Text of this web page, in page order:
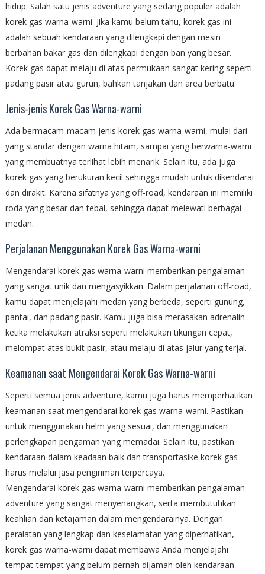
hidup. Salah satu jenis adventure yang sedang populer adalah
korek gas warna-warni. Jika kamu belum tahu, korek gas ini
adalah sebuah kendaraan yang dilengkapi dengan mesin
berbahan bakar gas dan dilengkapi dengan ban yang besar.
Korek gas dapat melaju di atas permukaan sangat kering seperti
padang pasir atau gurun, bahkan tanjakan dan area berbatu.
Jenis-jenis Korek Gas Warna-warni
Ada bermacam-macam jenis korek gas warna-warni, mulai dari
yang standar dengan warna hitam, sampai yang berwarna-warni
yang membuatnya terlihat lebih menarik. Selain itu, ada juga
korek gas yang berukuran kecil sehingga mudah untuk dikendarai
dan dirakit. Karena sifatnya yang off-road, kendaraan ini memiliki
roda yang besar dan tebal, sehingga dapat melewati berbagai
medan.
Perjalanan Menggunakan Korek Gas Warna-warni
Mengendarai korek gas warna-warni memberikan pengalaman
yang sangat unik dan mengasyikkan. Dalam perjalanan off-road,
kamu dapat menjelajahi medan yang berbeda, seperti gunung,
pantai, dan padang pasir. Kamu juga bisa merasakan adrenalin
ketika melakukan atraksi seperti melakukan tikungan cepat,
melompat atas bukit pasir, atau melaju di atas jalur yang terjal.
Keamanan saat Mengendarai Korek Gas Warna-warni
Seperti semua jenis adventure, kamu juga harus memperhatikan
keamanan saat mengendarai korek gas warna-warni. Pastikan
untuk menggunakan helm yang sesuai, dan menggunakan
perlengkapan pengaman yang memadai. Selain itu, pastikan
kendaraan dalam keadaan baik dan transportasike korek gas
harus melalui jasa pengiriman terpercaya.
Mengendarai korek gas warna-warni memberikan pengalaman
adventure yang sangat menyenangkan, serta membutuhkan
keahlian dan ketajaman dalam mengendarainya. Dengan
peralatan yang lengkap dan keselamatan yang diperhatikan,
korek gas warna-warni dapat membawa Anda menjelajahi
tempat-tempat yang belum pernah dijamah oleh kendaraan